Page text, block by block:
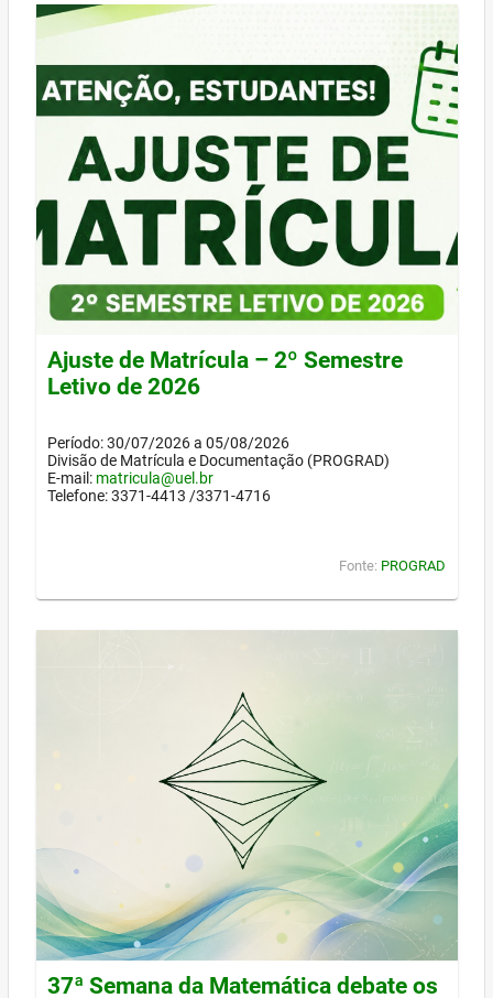
Ajuste de Matrícula – 2º Semestre
Letivo de 2026
Período: 30/07/2026 a 05/08/2026
Divisão de Matrícula e Documentação (PROGRAD)
E-mail: matricula@uel.br
Telefone: 3371-4413 /3371-4716
Fonte: PROGRAD
37ª Semana da Matemática debate os